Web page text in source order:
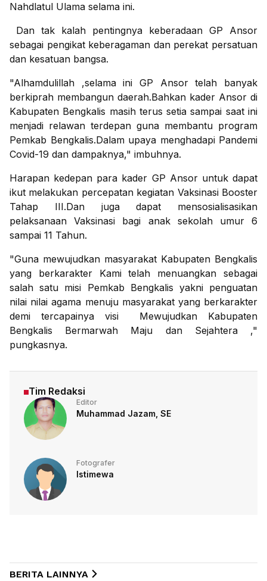
Nahdlatul Ulama selama ini.
Dan tak kalah pentingnya keberadaan GP Ansor
sebagai pengikat keberagaman dan perekat persatuan
dan kesatuan bangsa.
"Alhamdulillah ,selama ini GP Ansor telah banyak
berkiprah membangun daerah.Bahkan kader Ansor di
Kabupaten Bengkalis masih terus setia sampai saat ini
menjadi relawan terdepan guna membantu program
Pemkab Bengkalis.Dalam upaya menghadapi Pandemi
Covid-19 dan dampaknya," imbuhnya.
Harapan kedepan para kader GP Ansor untuk dapat
ikut melakukan percepatan kegiatan Vaksinasi Booster
Tahap III.Dan juga dapat mensosialisasikan
pelaksanaan Vaksinasi bagi anak sekolah umur 6
sampai 11 Tahun.
"Guna mewujudkan masyarakat Kabupaten Bengkalis
yang berkarakter Kami telah menuangkan sebagai
salah satu misi Pemkab Bengkalis yakni penguatan
nilai nilai agama menuju masyarakat yang berkarakter
demi tercapainya visi Mewujudkan Kabupaten
Bengkalis Bermarwah Maju dan Sejahtera ,"
pungkasnya.
Tim Redaksi
Editor
Muhammad Jazam, SE
Fotografer
Istimewa
BERITA LAINNYA